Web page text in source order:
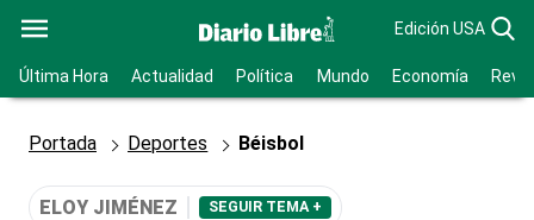
Edición USA
Última Hora Actualidad Política Mundo Economía
Portada Deportes Béisbol
ELOY JIMÉNEZ SEGUIR TEMA +